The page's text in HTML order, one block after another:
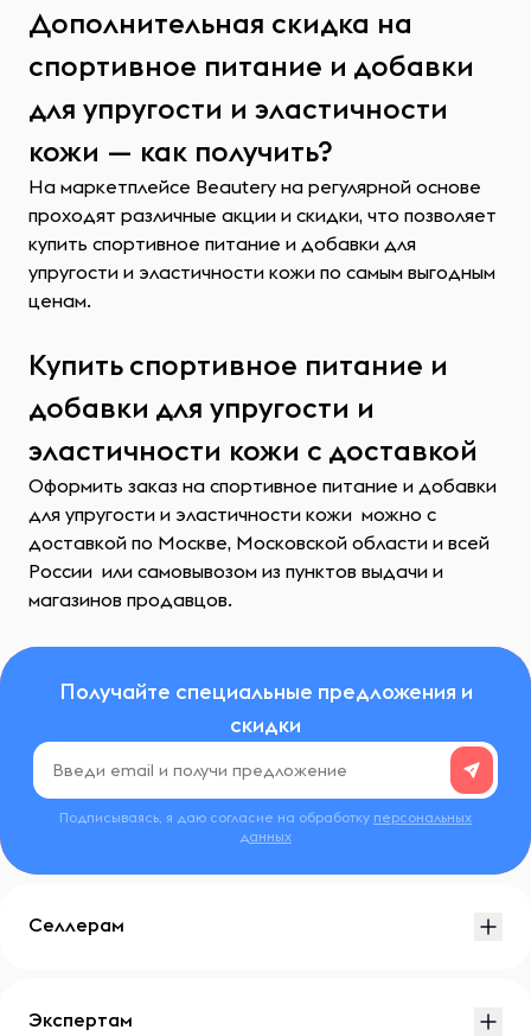
Дополнительная скидка на
спортивное питание и добавки
для упругости и эластичности
кожи — как получить?
На маркетплейсе Beautery на регулярной основе
проходят различные акции и скидки, что позволяет
купить спортивное питание и добавки для
упругости и эластичности кожи по самым выгодным
ценам.
Купить спортивное питание и
добавки для упругости и
эластичности кожи с доставкой
Оформить заказ на спортивное питание и добавки
для упругости и эластичности кожи можно с
доставкой по Москве, Московской области и всей
России или самовывозом из пунктов выдачи и
магазинов продавцов.
Получайте специальные предложения и
скидки
Подписываясь, я даю согласие на обработку персональных
данных
Селлерам
Экспертам